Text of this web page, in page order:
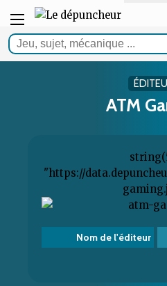
ATM
"https://
Nom de l'éditeur